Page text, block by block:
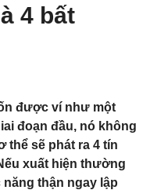
4 bất
được ví như một
đoạn đầu, nó không
thể sẽ phát ra 4 tín
xuất hiện thường
thận ngay lập